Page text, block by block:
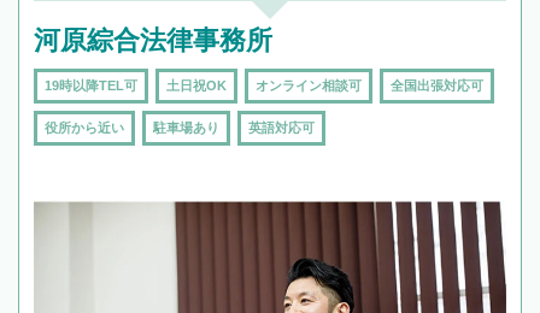
河原綜合法律事務所
19時以降TEL可 土日祝OK オンライン相談可 全国出張対応可
役所から近い 駐車場あり 英語対応可